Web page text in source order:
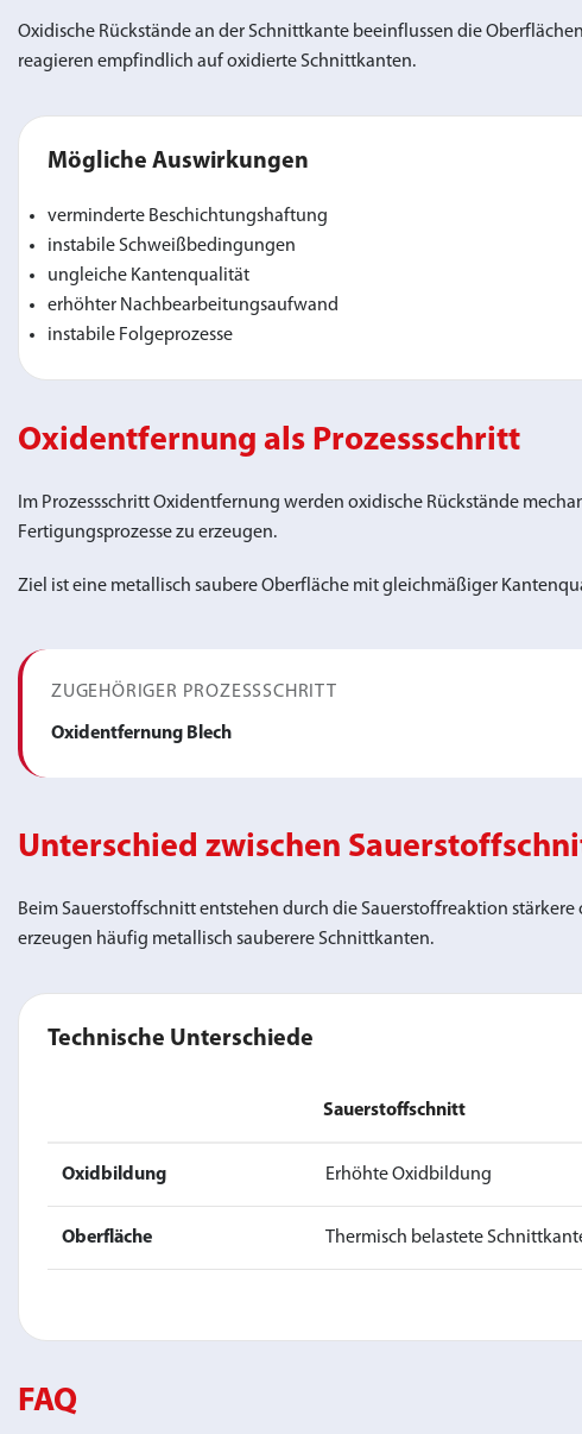
Oxidische Rückstände an der Schnittkante beeinflussen die
reagieren empfindlich auf oxidierte Schnittkanten.
Mögliche Auswirkungen
verminderte Beschichtungshaftung
instabile Schweißbedingungen
ungleiche Kantenqualität
erhöhter Nachbearbeitungsaufwand
instabile Folgeprozesse
Oxidentfernung als Prozessschritt
Im Prozessschritt Oxidentfernung werden oxidische Rückstände
Fertigungsprozesse zu erzeugen.
Ziel ist eine metallisch saubere Oberfläche mit gleichmäßiger
ZUGEHÖRIGER PROZESSSCHRITT
Oxidentfernung Blech
Unterschied zwischen
Beim Sauerstoffschnitt entstehen durch die Sauerstoffreaktion
erzeugen häufig metallisch sauberere Schnittkanten.
Technische Unterschiede
Sauerstoffschnitt
Oxidbildung Erhöhte Oxidbildung
Oberfläche Thermisch belastete
FAQ